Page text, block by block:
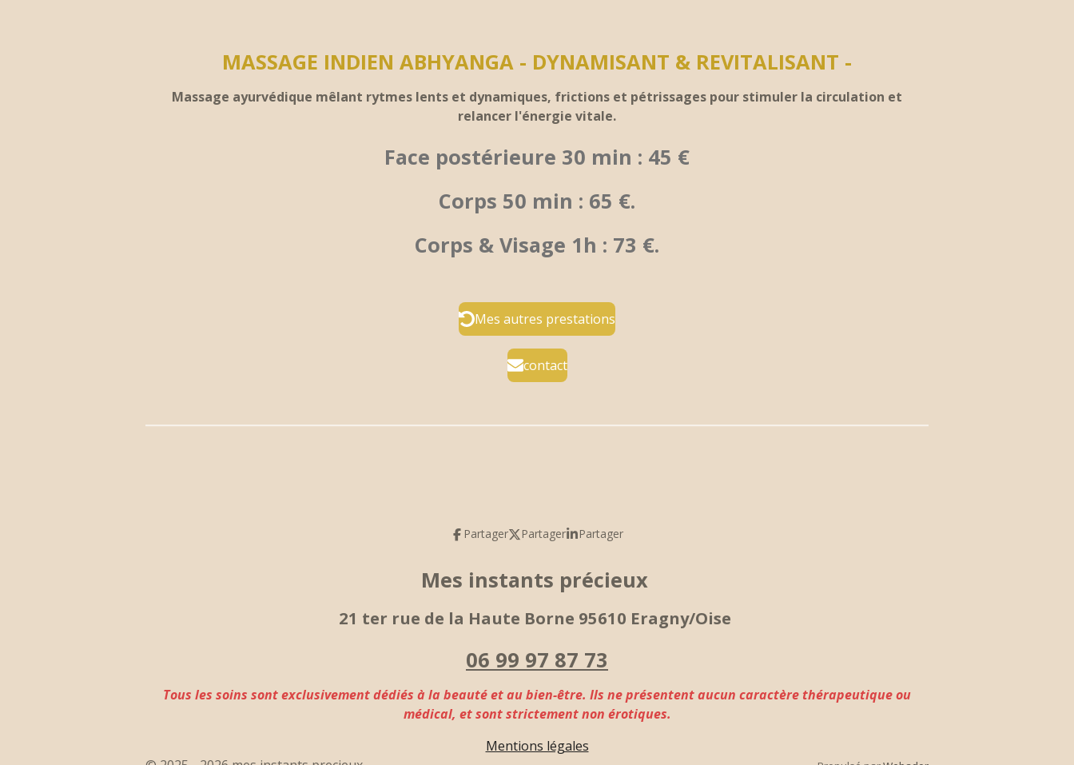
MASSAGE INDIEN ABHYANGA - DYNAMISANT & REVITALISANT -
Massage ayurvédique mêlant rytmes lents et dynamiques, frictions et pétrissages pour stimuler la circulation et
relancer l'énergie vitale.
Face postérieure 30 min : 45 €
Corps 50 min : 65 €.
Corps & Visage 1h : 73 €.
Mes autres prestations
contact
Partager Partager Partager
Mes instants précieux
21 ter rue de la Haute Borne 95610 Eragny/Oise
06 99 97 87 73
Tous les soins sont exclusivement dédiés à la beauté et au bien-être. Ils ne présentent aucun caractère thérapeutique ou
médical, et sont strictement non érotiques.
Mentions légales